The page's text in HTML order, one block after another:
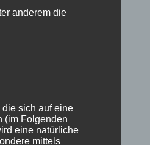
für Eure
wirkt bei
und ein Hauch
wie es hinter
und
anderem die
sich auf eine
(im Folgenden
eine natürliche
mittels